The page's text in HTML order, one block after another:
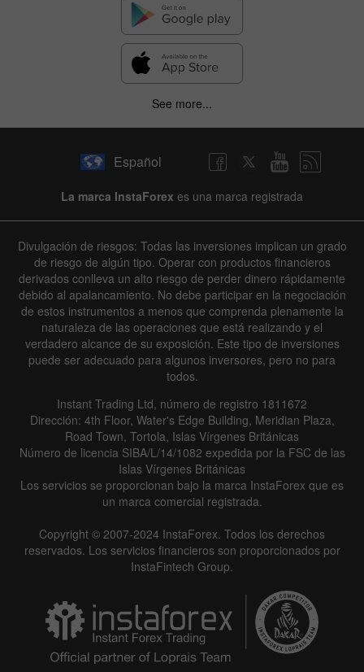
See more...
Español
La marca InstaForex es una marca registrada
Divulgación de riesgos: Todas las inversiones implican un grado
de riesgo de algún tipo. Operar con productos financieros
derivados conlleva un alto riesgo de perder dinero rápidamente
debido al apalancamiento. No debe participar en la negociación
de estos instrumentos a menos que comprenda plenamente la
naturaleza de las operaciones que está realizando y el
verdadero alcance de su exposición. Este tipo de inversiones
puede ser adecuado para algunos inversores, pero no para
todos.
Instant Trading Ltd, número de registro 1811672
Dirección: 4th Floor, Water's Edge Building, Meridian Plaza,
Road Town, Tortola, Islas Vírgenes Británicas
Número de licencia SIBA/L/14/1082 expedida por la FSC de las
Islas Vírgenes Británicas
Los servicios se proporcionan bajo la marca InstaForex que es
un marca comercial registrada.
Copyright © 2007-2024 InstaForex. Todos los derechos
reservados. Los servicios financieros son proporcionados por
InstaFintech Group.